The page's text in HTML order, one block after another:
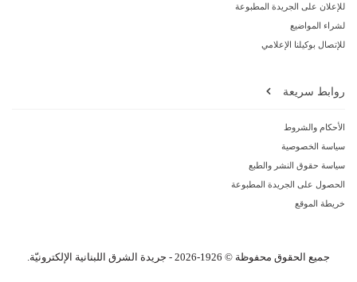
للإعلان على الجريدة المطبوعة
لشراء المواضيع
للإتصال بوكيلنا الإعلامي
روابط سريعة
الأحكام والشروط
سياسة الخصوصية
سياسة حقوق النشر والطبع
الحصول على الجريدة المطبوعة
خريطة الموقع
جميع الحقوق محفوظة © 1926-2026 - جريدة الشرق اللبنانية الإلكترونيّة.